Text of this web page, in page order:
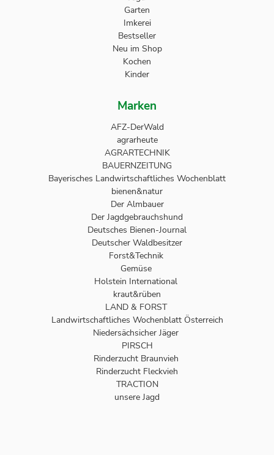
Garten
Imkerei
Bestseller
Neu im Shop
Kochen
Kinder
Marken
AFZ-DerWald
agrarheute
AGRARTECHNIK
BAUERNZEITUNG
Bayerisches Landwirtschaftliches Wochenblatt
bienen&natur
Der Almbauer
Der Jagdgebrauchshund
Deutsches Bienen-Journal
Deutscher Waldbesitzer
Forst&Technik
Gemüse
Holstein International
kraut&rüben
LAND & FORST
Landwirtschaftliches Wochenblatt Österreich
Niedersächsicher Jäger
PIRSCH
Rinderzucht Braunvieh
Rinderzucht Fleckvieh
TRACTION
unsere Jagd